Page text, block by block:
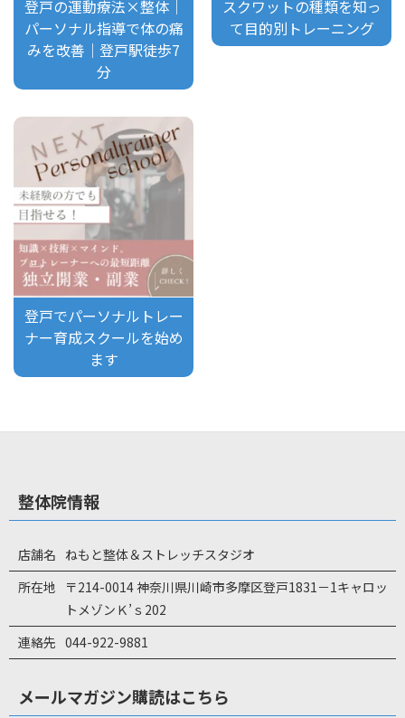
登戸の運動療法×整体｜
パーソナル指導で体の痛
みを改善｜登戸駅徒歩7
分
スクワットの種類を知っ
て目的別トレーニング
登戸でパーソナルトレー
ナー育成スクールを始め
ます
整体院情報
店舗名 ねもと整体＆ストレッチスタジオ
所在地
〒214-0014 神奈川県川崎市多摩区登戸1831－1キャロッ
トメゾンＫ’ｓ202
連絡先 044-922-9881
メールマガジン購読はこちら